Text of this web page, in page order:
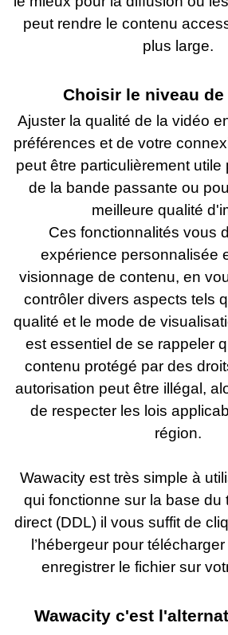
peut rendre le contenu
plus large.
Choisir le niveau
Ajuster la qualité de la vidéo
préférences et de votre
peut être particulièrement
de la bande passante ou
meilleure qualité
Ces fonctionnalités vous
expérience personnalisée
visionnage de contenu, en
contrôler divers aspects tels
qualité et le mode de
est essentiel de se rappeler
contenu protégé par des
autorisation peut être illégal,
de respecter les lois
région.
Wawacity est très simple à
qui fonctionne sur la base du
direct (DDL) il vous suffit de
l’hébergeur pour
enregistrer le fichier sur
Wawacity c'est